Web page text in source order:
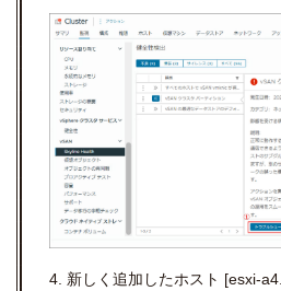
4. 新しく追加したホスト [esxi-